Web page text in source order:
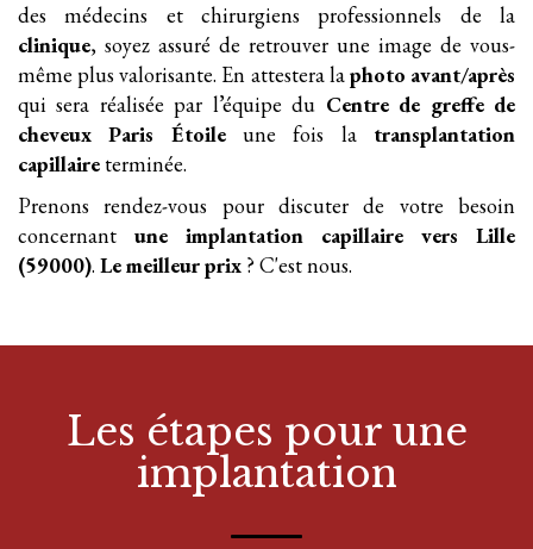
des médecins et chirurgiens professionnels de la
clinique, soyez assuré de retrouver une image de vous-
même plus valorisante. En attestera laphoto avant/après
qui sera réalisée par l’équipe du Centre de greffe de
cheveux Paris Étoile une fois la transplantation
capillaireterminée.
Prenons rendez-vous pour discuter de votre besoin
concernant une implantation capillaire
vers Lille
(59000). Le meilleur prix ? C'est nous.
Les étapes pour une
implantation